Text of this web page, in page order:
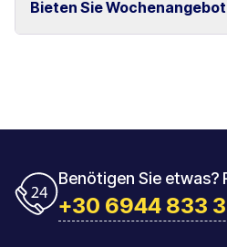
und Rethymno.
Das Fahrzeug muss mit der
Bieten Sie
Benötigen Sie etwas?
+30 6944 833